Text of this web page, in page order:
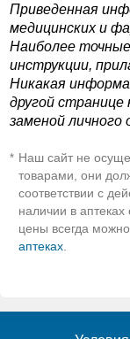
Приведенная
медицинских и
Наиболее
инструкции,
Никакая
другой
заменой личного
* Наш сайт не
товарами, они
соответствии с
наличии в
цены всегда
аптеках